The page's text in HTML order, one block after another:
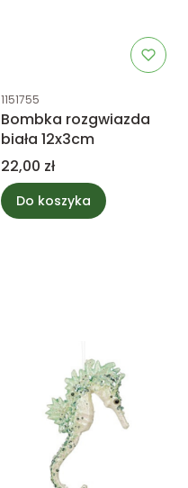
Kod produktu
1151755
Bombka rozgwiazda
biała 12x3cm
Cena
22,00 zł
Do koszyka